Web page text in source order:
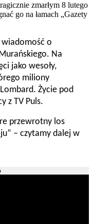
zmarłym 8 lutego
go na łamach „Gazety
wiadomość o
Na
jako wesoły,
miliony
Życie pod
z TV Puls.
przewrotny los
– czytamy dalej w